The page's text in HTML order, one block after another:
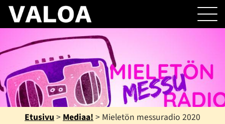
Etusivu > Mediaa! > Mieletön messuradio 2020